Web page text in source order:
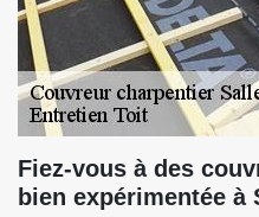
Fiez-vous à des
bien expérimentée à